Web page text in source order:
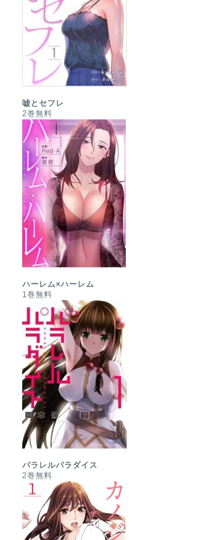
嘘とセフレ
2巻無料
ハーレム×ハーレム
1巻無料
パラレルパラダイス
2巻無料